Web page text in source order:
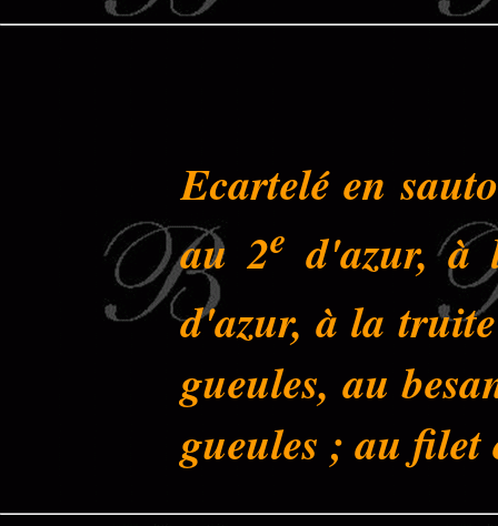
Ecartelé en
au 2e d'azur,
d'azur, à la
gueules, au
gueules ; au